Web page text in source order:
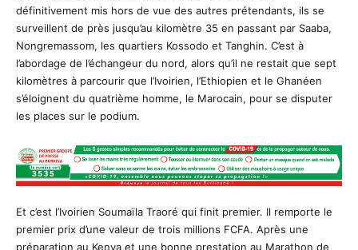
définitivement mis hors de vue des autres prétendants, ils se
surveillent de près jusqu’au kilomètre 35 en passant par Saaba,
Nongremassom, les quartiers Kossodo et Tanghin. C’est à
l’abordage de l’échangeur du nord, alors qu’il ne restait que sept
kilomètres à parcourir que l’Ivoirien, l’Ethiopien et le Ghanéen
s’éloignent du quatrième homme, le Marocain, pour se disputer
les places sur le podium.
Et c’est l’Ivoirien Soumaïla Traoré qui finit premier. Il remporte le
premier prix d’une valeur de trois millions FCFA. Après une
préparation au Kenya et une bonne prestation au Marathon de